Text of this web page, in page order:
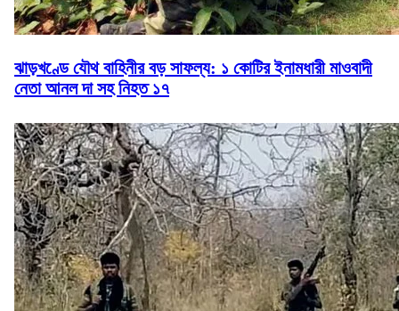
ঝাড়খণ্ডে যৌথ বাহিনীর বড় সাফল্য: ১ কোটির ইনামধারী মাওবাদী
নেতা আনল দা সহ নিহত ১৭